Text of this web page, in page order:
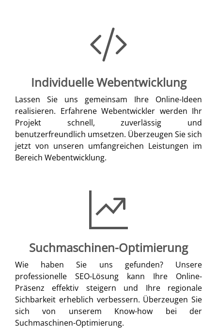
Individuelle Webentwicklung
Lassen Sie uns gemeinsam Ihre Online-Ideen
realisieren. Erfahrene Webentwickler werden Ihr
Projekt schnell, zuverlässig und
benutzerfreundlich umsetzen. Überzeugen Sie sich
jetzt von unseren umfangreichen Leistungen im
Bereich Webentwicklung.
Suchmaschinen-Optimierung
Wie haben Sie uns gefunden? Unsere
professionelle SEO-Lösung kann Ihre Online-
Präsenz effektiv steigern und Ihre regionale
Sichbarkeit erheblich verbessern. Überzeugen Sie
sich von unserem Know-how bei der
Suchmaschinen-Optimierung.